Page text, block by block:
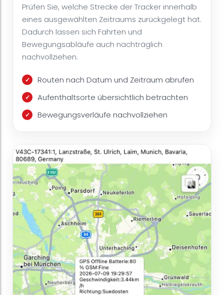
Prüfen Sie, welche Strecke der Tracker innerhalb
eines ausgewählten Zeitraums zurückgelegt hat.
Dadurch lassen sich Fahrten und
Bewegungsabläufe auch nachträglich
nachvollziehen.
Routen nach Datum und Zeitraum abrufen
Aufenthaltsorte übersichtlich betrachten
Bewegungsverläufe nachvollziehen